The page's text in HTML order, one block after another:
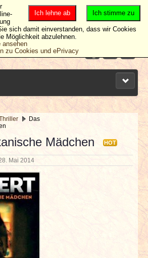
Das
Mädchen HOT
Mai 2014
Ich stimme zu
Ich lehne ab
sich damit einverstanden, dass wir Cookies
Möglichkeit abzulehnen.
ansehen
zu Cookies und ePrivacy